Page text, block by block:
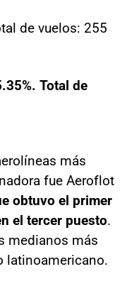
de vuelos: 255
Total de
más
fue Aeroflot
obtuvo el primer
el tercer puesto.
medianos más
latinoamericano.